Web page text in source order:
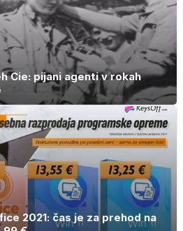
Cie: pijani agenti v rokah
2021: čas je za prehod na